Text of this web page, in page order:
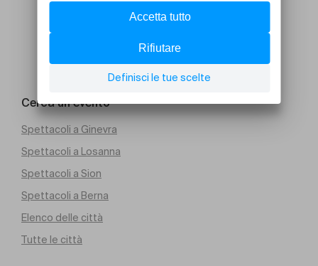
Cerca un evento
Spettacoli a Ginevra
Spettacoli a Losanna
Spettacoli a Sion
Spettacoli a Berna
Elenco delle città
Tutte le città